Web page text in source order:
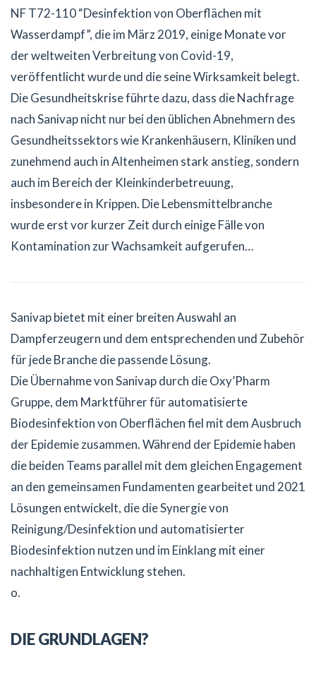
NF T72-110 “Desinfektion von Oberflächen mit
Wasserdampf”, die im März 2019, einige Monate vor
der weltweiten Verbreitung von Covid-19,
veröffentlicht wurde und die seine Wirksamkeit belegt.
Die Gesundheitskrise führte dazu, dass die Nachfrage
nach Sanivap nicht nur bei den üblichen Abnehmern des
Gesundheitssektors wie Krankenhäusern, Kliniken und
zunehmend auch in Altenheimen stark anstieg, sondern
auch im Bereich der Kleinkinderbetreuung,
insbesondere in Krippen. Die Lebensmittelbranche
wurde erst vor kurzer Zeit durch einige Fälle von
Kontamination zur Wachsamkeit aufgerufen…
Sanivap bietet mit einer breiten Auswahl an
Dampferzeugern und dem entsprechenden und Zubehör
für jede Branche die passende Lösung.
Die Übernahme von Sanivap durch die Oxy’Pharm
Gruppe, dem Marktführer für automatisierte
Biodesinfektion von Oberflächen fiel mit dem Ausbruch
der Epidemie zusammen. Während der Epidemie haben
die beiden Teams parallel mit dem gleichen Engagement
an den gemeinsamen Fundamenten gearbeitet und 2021
Lösungen entwickelt, die die Synergie von
Reinigung/Desinfektion und automatisierter
Biodesinfektion nutzen und im Einklang mit einer
nachhaltigen Entwicklung stehen.
o.
DIE GRUNDLAGEN?